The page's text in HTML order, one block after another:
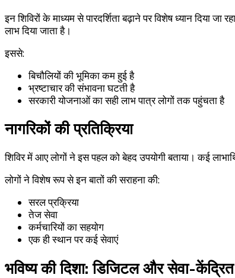
इन शिविरों के माध्यम से पारदर्शिता बढ़ाने पर विशेष ध्यान दिया जा
लाभ दिया जाता है।
इससे:
बिचौलियों की भूमिका कम हुई है
भ्रष्टाचार की संभावना घटती है
सरकारी योजनाओं का सही लाभ पात्र लोगों तक पहुंचता है
नागरिकों की प्रतिक्रिया
शिविर में आए लोगों ने इस पहल को बेहद उपयोगी बताया। कई
लोगों ने विशेष रूप से इन बातों की सराहना की:
सरल प्रक्रिया
तेज सेवा
कर्मचारियों का सहयोग
एक ही स्थान पर कई सेवाएं
भविष्य की दिशा: डिजिटल और सेवा-